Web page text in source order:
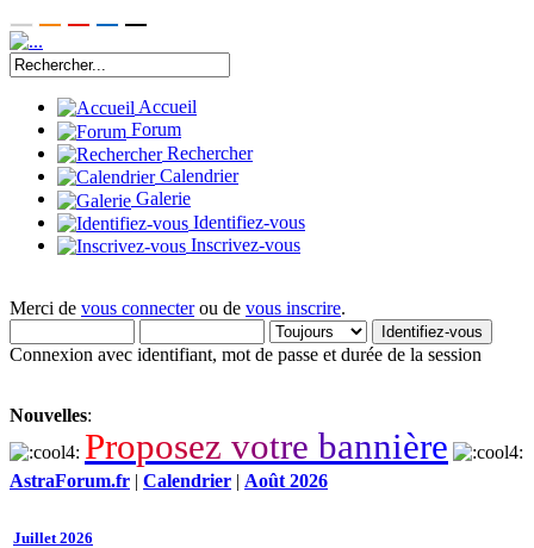
Accueil
Forum
Rechercher
Calendrier
Galerie
Identifiez-vous
Inscrivez-vous
Merci de vous connecterou de vous inscrire.
Connexion avec identifiant, mot de passe et durée de la session
Nouvelles:
Proposez votre bannière
AstraForum.fr | Calendrier | Août 2026
Juillet 2026